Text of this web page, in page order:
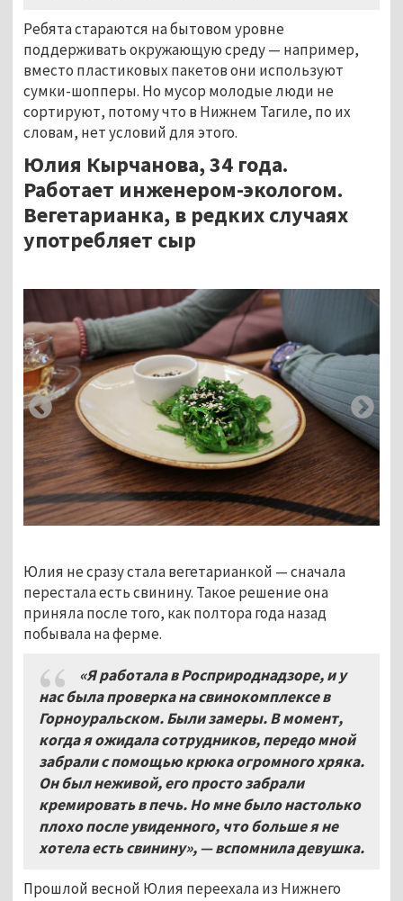
Ребята стараются на бытовом уровне
поддерживать окружающую среду — например,
вместо пластиковых пакетов они используют
сумки-шопперы. Но мусор молодые люди не
сортируют, потому что в Нижнем Тагиле, по их
словам, нет условий для этого.
Юлия Кырчанова, 34 года.
Работает инженером-экологом.
Вегетарианка, в редких случаях
употребляет сыр
Юлия не сразу стала вегетарианкой — сначала
перестала есть свинину. Такое решение она
приняла после того, как полтора года назад
побывала на ферме.
«Я работала в Росприроднадзоре, и у
нас была проверка на свинокомплексе в
Горноуральском. Были замеры. В момент,
когда я ожидала сотрудников, передо мной
забрали с помощью крюка огромного хряка.
Он был неживой, его просто забрали
кремировать в печь. Но мне было настолько
плохо после увиденного, что больше я не
хотела есть свинину», —вспомнила девушка.
Прошлой весной Юлия переехала из Нижнего